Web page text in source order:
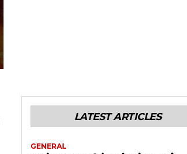
LATEST ARTICLES
GENERAL